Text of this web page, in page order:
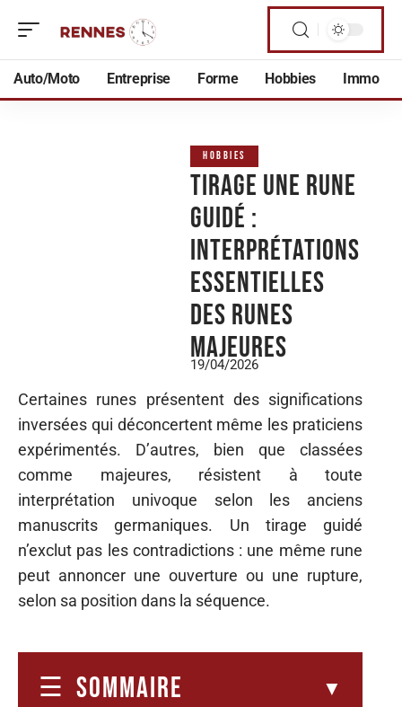
Auto/Moto Entreprise Forme Hobbies Immo
HOBBIES
Tirage une rune
guidé :
interprétations
essentielles
des runes
majeures
19/04/2026
Certaines runes présentent des significations
inversées qui déconcertent même les praticiens
expérimentés. D’autres, bien que classées
comme majeures, résistent à toute
interprétation univoque selon les anciens
manuscrits germaniques. Un tirage guidé
n’exclut pas les contradictions : une même rune
peut annoncer une ouverture ou une rupture,
selon sa position dans la séquence.
SOMMAIRE